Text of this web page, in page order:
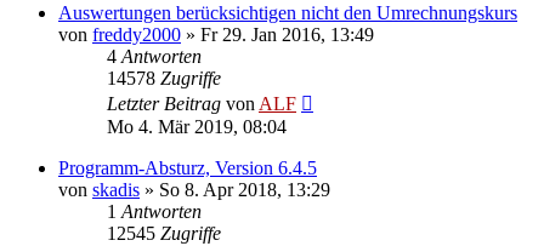
Auswertungen berücksichtigen nicht den Umrechnungskurs
von freddy2000 » Fr 29. Jan 2016, 13:49
4 Antworten
14578 Zugriffe
Letzter Beitrag von ALF
Mo 4. Mär 2019, 08:04
Programm-Absturz, Version 6.4.5
von skadis » So 8. Apr 2018, 13:29
1 Antworten
12545 Zugriffe